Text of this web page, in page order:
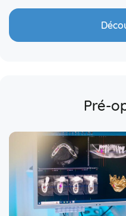
Pré-